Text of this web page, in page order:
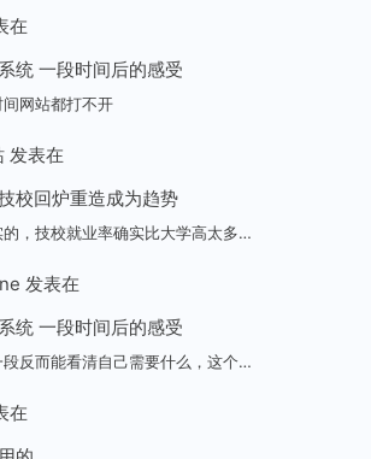
在
统 一段时间后的感受
网站都打不开
发表在
校回炉重造成为趋势
，技校就业率确实比大学高太多…
发表在
统 一段时间后的感受
段反而能看清自己需要什么，这个…
在